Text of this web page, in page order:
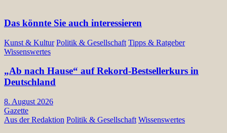
Das könnte Sie auch interessieren
Kunst & Kultur Politik & Gesellschaft Tipps & Ratgeber
Wissenswertes
„Ab nach Hause“ auf Rekord-Bestsellerkurs in
Deutschland
8. August 2026
Gazette
Aus der Redaktion Politik & Gesellschaft Wissenswertes